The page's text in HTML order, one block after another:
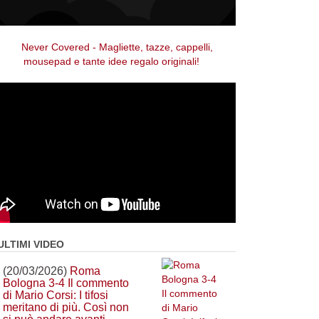
VIDEO
(20/03/2026) Roma
Bologna 3-4 Il commento
di Mario Corsi: I tifosi
meritano di più. Così non